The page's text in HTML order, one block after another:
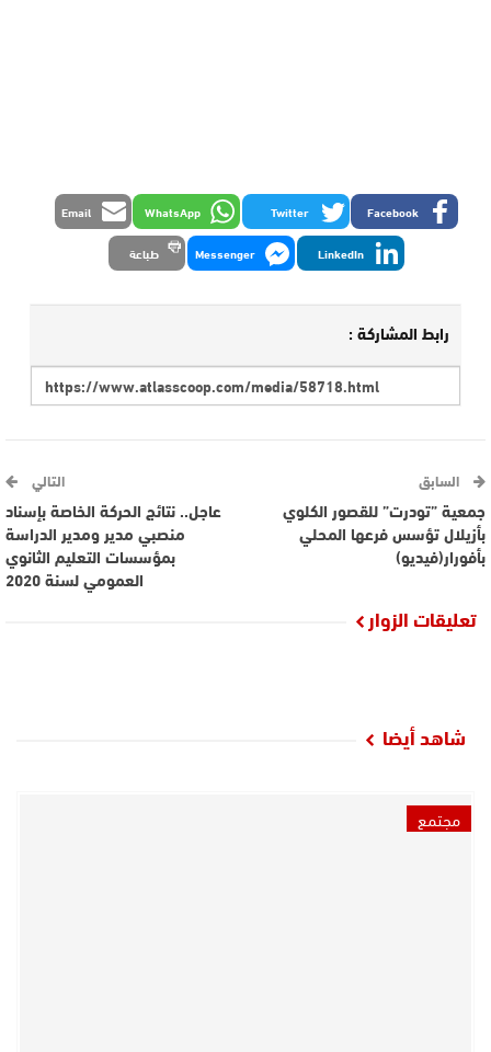
Facebook
Twitter
WhatsApp
Email
LinkedIn
Messenger طباعة
رابط المشاركة :
السابق
جمعية ”تودرت” للقصور الكلوي
بأزيلال تؤسس فرعها المحلي
بأفورار(فيديو)
التالي
عاجل.. نتائج الحركة الخاصة بإسناد
منصبي مدير ومدير الدراسة
بمؤسسات التعليم الثانوي
العمومي لسنة 2020
تعليقات الزوار
شاهد أيضا
مجتمع